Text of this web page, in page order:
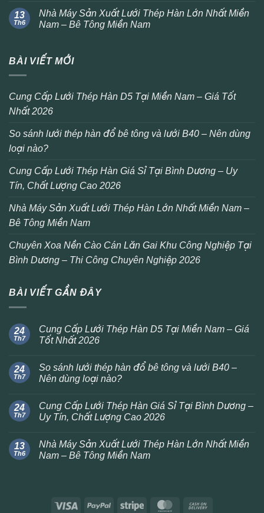
13
Th6
Nhà Máy Sản Xuất Lưới Thép Hàn Lớn Nhất Miền
Nam – Bê Tông Miền Nam
BÀI VIẾT MỚI
Cung Cấp Lưới Thép Hàn D5 Tại Miền Nam – Giá Tốt
Nhất 2026
So sánh lưới thép hàn đổ bê tông và lưới B40 – Nên dùng
loại nào?
Cung Cấp Lưới Thép Hàn Giá Sỉ Tại Bình Dương – Uy
Tín, Chất Lượng Cao 2026
Nhà Máy Sản Xuất Lưới Thép Hàn Lớn Nhất Miền Nam –
Bê Tông Miền Nam
Chuyên Xoa Nền Cào Cán Lăn Gai Khu Công Nghiệp Tại
Bình Dương – Thi Công Chuyên Nghiệp 2026
BÀI VIẾT GẦN ĐÂY
24
Th7
Cung Cấp Lưới Thép Hàn D5 Tại Miền Nam – Giá
Tốt Nhất 2026
24
Th7
So sánh lưới thép hàn đổ bê tông và lưới B40 –
Nên dùng loại nào?
24
Th7
Cung Cấp Lưới Thép Hàn Giá Sỉ Tại Bình Dương –
Uy Tín, Chất Lượng Cao 2026
13
Th6
Nhà Máy Sản Xuất Lưới Thép Hàn Lớn Nhất Miền
Nam – Bê Tông Miền Nam